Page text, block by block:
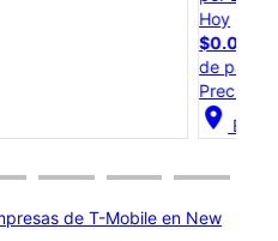
de T-Mobile en New